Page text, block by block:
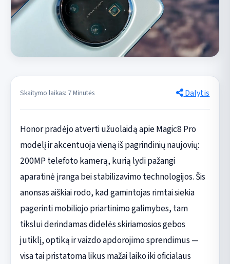
Skaitymo laikas: 7 Minutės Dalytis
Honor pradėjo atverti užuolaidą apie Magic8 Pro
modelį ir akcentuoja vieną iš pagrindinių naujovių:
200MP telefoto kamerą, kurią lydi pažangi
aparatinė įranga bei stabilizavimo technologijos. Šis
anonsas aiškiai rodo, kad gamintojas rimtai siekia
pagerinti mobiliojo priartinimo galimybes, tam
tikslui derindamas didelės skiriamosios gebos
jutiklį, optiką ir vaizdo apdorojimo sprendimus —
visa tai pristatoma likus mažai laiko iki oficialaus